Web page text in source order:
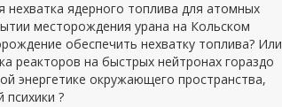
нехватка ядерного топлива для атомных
месторождения урана на Кольском
обеспечить нехватку топлива? Или
реакторов на быстрых нейтронах гораздо
энергетике окружающего пространства,
?